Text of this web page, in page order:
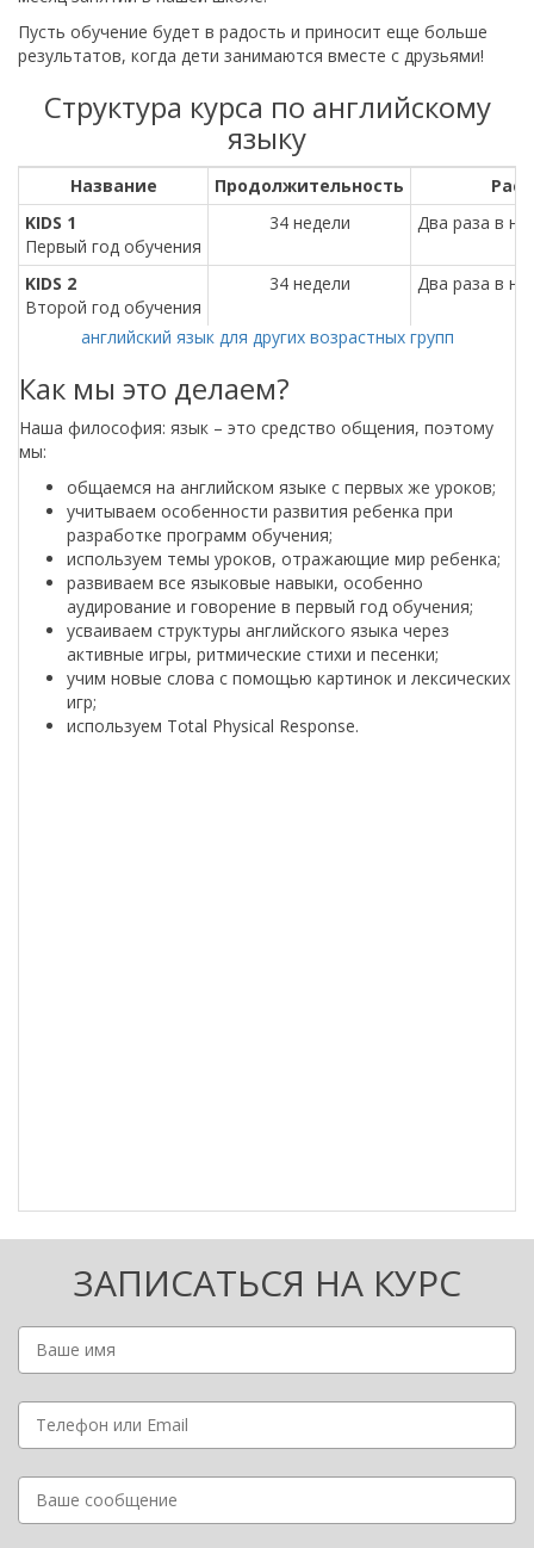
Пусть обучение будет в радость и приносит еще больше
результатов, когда дети занимаются вместе с друзьями!
Структура курса по английскому
языку
Название Продолжительность
KIDS 1
Первый год обучения
34 недели Два раза в
KIDS 2
Второй год обучения
34 недели Два раза в
английский язык для других возрастных групп
Как мы это делаем?
Наша философия: язык – это средство общения, поэтому
мы:
общаемся на английском языке с первых же уроков;
учитываем особенности развития ребенка при
разработке программ обучения;
используем темы уроков, отражающие мир ребенка;
развиваем все языковые навыки, особенно
аудирование и говорение в первый год обучения;
усваиваем структуры английского языка через
активные игры, ритмические стихи и песенки;
учим новые слова с помощью картинок и лексических
игр;
используем Total Physical Response.
ЗАПИСАТЬСЯ НА КУРС